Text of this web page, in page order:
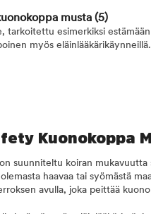
musta (5)
tarkoitettu esimerkiksi
myös eläinlääkärikäynneillä.
Kuonokoppa
suunniteltu koiran
haavaa tai syömästä
avulla, joka peittää